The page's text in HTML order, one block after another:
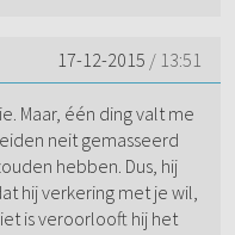
17-12-2015 / 13:51
Maar, één ding valt me
neit gemasseerd
hebben. Dus, hij
hij verkering met je wil,
is veroorlooft hij het